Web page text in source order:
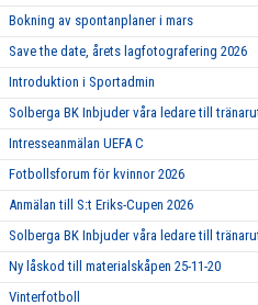
Bokning av spontanplaner i mars
Save the date, årets lagfotografering 2026
Introduktion i Sportadmin
Solberga BK Inbjuder våra ledare till
Intresseanmälan UEFA C
Fotbollsforum för kvinnor 2026
Anmälan till S:t Eriks-Cupen 2026
Solberga BK Inbjuder våra ledare till
Ny låskod till materialskåpen 25-11-20
Vinterfotboll